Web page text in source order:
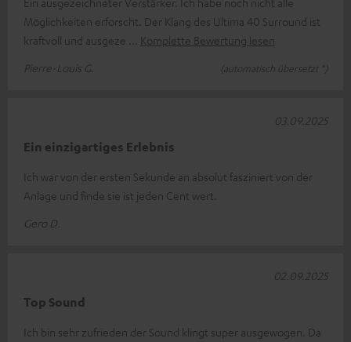
Möglichkeiten erforscht. Der Klang des Ultima 40 Surround ist
kraftvoll und ausgeze
Komplette Bewertung lesen
Pierre-Louis G.
(automatisch übersetzt *)
Ein einzigartiges Erlebnis
Ich war von der ersten Sekunde an absolut fasziniert von der
Anlage und finde sie ist jeden Cent wert.
Gero D.
03.09.2025
Top Sound
Ich bin sehr zufrieden der Sound klingt super ausgewogen. Da
02.09.2025